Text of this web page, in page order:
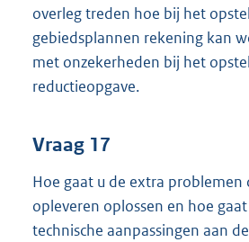
overleg treden hoe bij het
gebiedsplannen rekening kan
met onzekerheden bij het
reductieopgave.
Vraag 17
Hoe gaat u de extra problemen
opleveren oplossen en hoe
technische aanpassingen aan